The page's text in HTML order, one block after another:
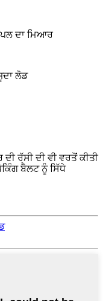
ਦਾ ਮਿਆਰ
ਲੋਡ
ਰੱਸੀ ਦੀ ਵੀ ਵਰਤੋਂ ਕੀਤੀ
ਬੈਲਟ ਨੂੰ ਸਿੱਧੇ